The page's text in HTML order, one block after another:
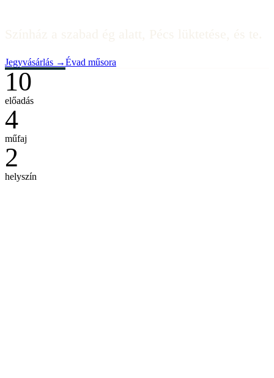
Jegyvásárlás →Évad műsora
10
előadás
4
műfaj
2
helyszín